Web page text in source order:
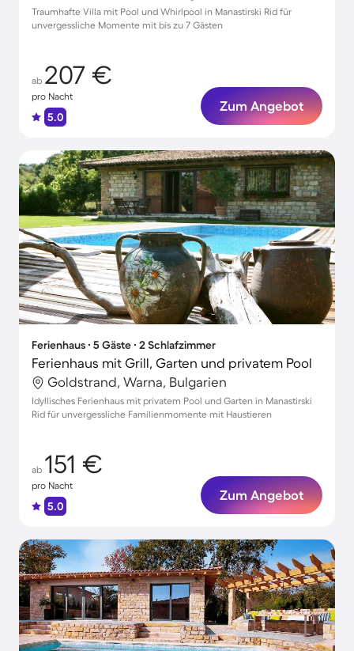
Traumhafte Villa mit Pool und Whirlpool in Manastirski Rid für
unvergessliche Momente mit bis zu 7 Gästen
ab 207 €
pro Nacht
5.0
Zum Angebot
Ferienhaus ∙ 5 Gäste ∙ 2 Schlafzimmer
Ferienhaus mit Grill, Garten und privatem Pool
Goldstrand, Warna, Bulgarien
Idyllisches Ferienhaus mit privatem Pool und Garten in Manastirski
Rid für unvergessliche Familienmomente mit Haustieren
ab 151 €
pro Nacht
5.0
Zum Angebot